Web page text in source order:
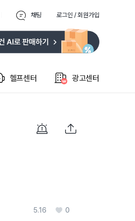
채팅 로그인 / 회원가입
헬프센터 광고센터
5.16 0